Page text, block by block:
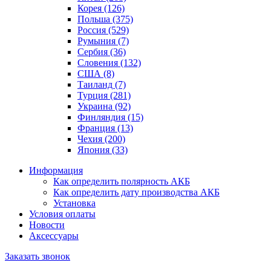
Корея (126)
Польша (375)
Россия (529)
Румыния (7)
Сербия (36)
Словения (132)
США (8)
Таиланд (7)
Турция (281)
Украина (92)
Финляндия (15)
Франция (13)
Чехия (200)
Япония (33)
Информация
Как определить полярность АКБ
Как определить дату производства АКБ
Установка
Условия оплаты
Новости
Аксессуары
Заказать звонок